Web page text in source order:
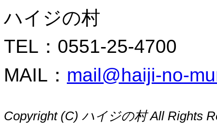
ハイジの村
TEL：0551-25-4700
MAIL： mail@haiji-no-
Copyright (C) ハイジの村 All Rights